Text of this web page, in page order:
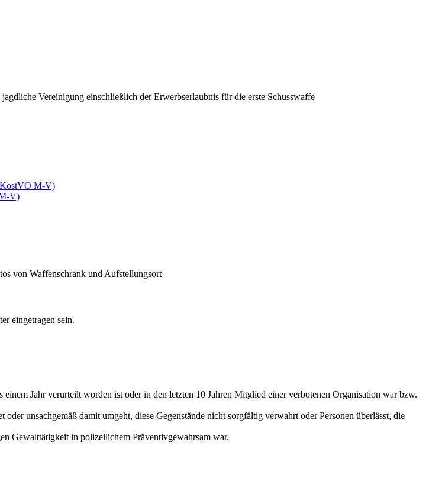
Vereinigung einschließlich der Erwerbserlaubnis für die erste Schusswaffe
M-V)
V)
von Waffenschrank und Aufstellungsort
eingetragen sein.
Jahr verurteilt worden ist oder in den letzten 10 Jahren Mitglied einer verbotenen Organisation war bzw.
unsachgemäß damit umgeht, diese Gegenstände nicht sorgfältig verwahrt oder Personen überlässt, die
Gewalttätigkeit in polizeilichem Präventivgewahrsam war.